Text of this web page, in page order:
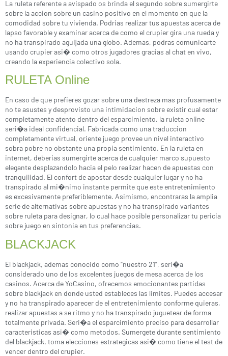
La ruleta referente a avispado os brinda el segundo sobre sumergirte
sobre la accion sobre un casino positivo en el momento en que la
comodidad sobre tu vivienda. Podrias realizar tus apuestas acerca de
lapso favorable y examinar acerca de como el crupier gira una rueda y
no ha transpirado aguijada una globo. Ademas, podras comunicarte
usando crupier asi� como otros jugadores gracias al chat en vivo,
creando la experiencia colectivo sola.
RULETA Online
En caso de que prefieres gozar sobre una destreza mas profusamente
no te asustes y desprovisto una intimidacion sobre existir cual estar
completamente atento dentro del esparcimiento, la ruleta online
seri�a ideal confidencial. Fabricada como una traduccion
completamente virtual, oriente juego provee un nivel interactivo
sobra pobre no obstante una propia sentimiento. En la ruleta en
internet, deberias sumergirte acerca de cualquier marco supuesto
elegante desplazandolo hacia el pelo realizar hacen de apuestas con
tranquilidad. El confort de apostar desde cualquier lugar y no ha
transpirado al mi�nimo instante permite que este entretenimiento
es excesivamente preferiblemente. Asimismo, encontraras la amplia
serie de alternativas sobre apuestas y no ha transpirado variantes
sobre ruleta para designar, lo cual hace posible personalizar tu pericia
sobre juego en sintonia en tus preferencias.
BLACKJACK
El blackjack, ademas conocido como “nuestro 21”, seri�a
considerado uno de los excelentes juegos de mesa acerca de los
casinos. Acerca de YoCasino, ofrecemos emocionantes partidas
sobre blackjack en donde usted estableces las limites. Puedes accesar
y no ha transpirado aparecer de el entretenimiento conforme quieras,
realizar apuestas a se ritmo y no ha transpirado juguetear de forma
totalmente privada. Seri�a el esparcimiento preciso para desarrollar
caracteristicas asi� como metodos. Sumergete durante sentimiento
del blackjack, toma elecciones estrategicas asi� como tiene el test de
vencer dentro del crupier.